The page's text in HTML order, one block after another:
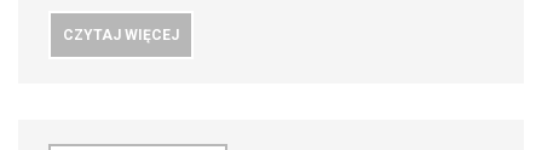
CZYTAJ WIĘCEJ